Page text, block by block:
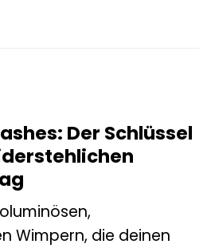
Der Schlüssel
Wimpern, die deinen